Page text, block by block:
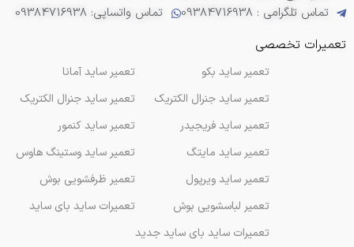
تماس تلگرامی : 09384716938
تماس واتساپی: 09384716938
تعمیرات تخصصی
تعمیر ساید آمانا
تعمیر ساید جنرال الکتریک
تعمیر ساید کنمور
تعمیر ساید وستینگ هاوس
تعمیر ظرفشویی بوش
تعمیرات ساید بای ساید
تعمیر ساید بکو
تعمیر ساید جنرال الکتریک
تعمیر ساید فریجیدر
تعمیر ساید مایتگ
تعمیر ساید ویرپول
تعمیر لباسشویی بوش
تعمیرات ساید بای ساید جدید